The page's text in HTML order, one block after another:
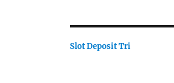
Slot Deposit Tri